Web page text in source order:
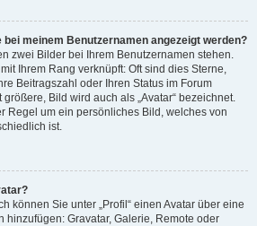
bei meinem Benutzernamen angezeigt werden?
zwei Bilder bei Ihrem Benutzernamen stehen.
Ihrem Rang verknüpft: Oft sind dies Sterne,
Beitragszahl oder Ihren Status im Forum
Bild wird auch als „Avatar“ bezeichnet.
Regel um ein persönliches Bild, welches von
ist.
können Sie unter „Profil“ einen Avatar über eine
hinzufügen: Gravatar, Galerie, Remote oder